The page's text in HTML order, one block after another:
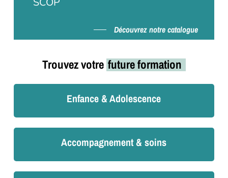
Découvrez notre catalogue
Trouvez votre future formation
Enfance & Adolescence
Accompagnement & soins